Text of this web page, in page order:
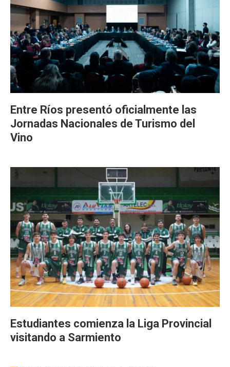
Entre Ríos presentó oficialmente las
Jornadas Nacionales de Turismo del
Vino
Estudiantes comienza la Liga Provincial
visitando a Sarmiento